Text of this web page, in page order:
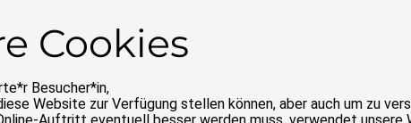
Cookies
Besucher*in,
Website zur Verfügung stellen können, aber auch um zu